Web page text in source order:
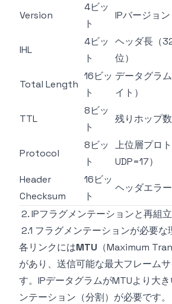
Version
4ビッ
ト
IPバージョン
IHL
4ビッ
ト
ヘッダ長（
位）
Total Length
16ビッ
ト
データグラ
イト）
TTL
8ビッ
ト
残りホップ
Protocol
8ビッ
ト
上位層プロ
UDP=17）
Header
Checksum
16ビッ
ト
ヘッダエラ
2. IPフラグメンテーションと再組立
2.1 フラグメンテーションが必要な
各リンクにはMTU （Maximum
があり、送信可能な最大フレーム
す。IPデータグラムがMTUより大
ンテーション（分割）が必要です。